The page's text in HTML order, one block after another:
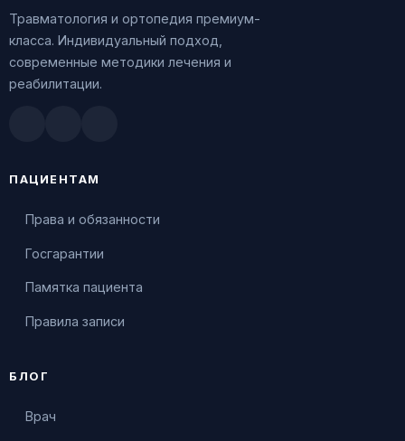
Травматология и ортопедия премиум-
класса. Индивидуальный подход,
современные методики лечения и
реабилитации.
ПАЦИЕНТАМ
Права и обязанности
Госгарантии
Памятка пациента
Правила записи
БЛОГ
Врач